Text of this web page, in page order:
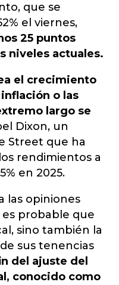
que se
el viernes,
25 puntos
niveles actuales.
el crecimiento
o las
largo se
Dixon, un
Street que ha
rendimientos a
en 2025.
las opiniones
probable que
sino también la
sus tenencias
del ajuste del
conocido como